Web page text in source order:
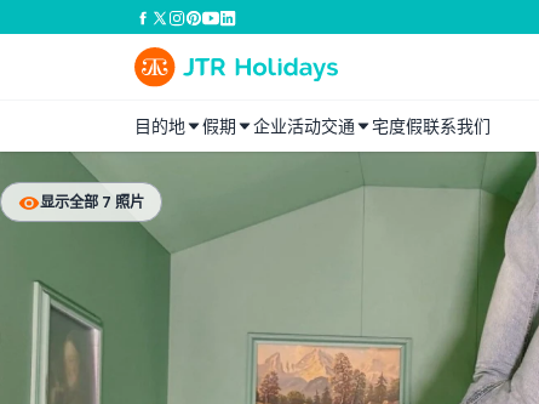
目的地 假期 企业活动交通 宅度假联系我们
显示全部 7 照片